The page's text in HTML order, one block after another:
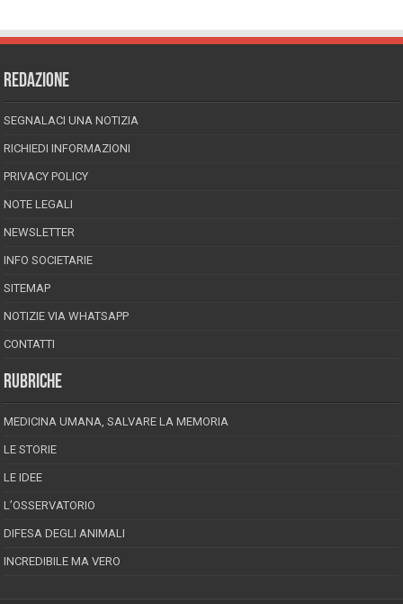
REDAZIONE
SEGNALACI UNA NOTIZIA
RICHIEDI INFORMAZIONI
PRIVACY POLICY
NOTE LEGALI
NEWSLETTER
INFO SOCIETARIE
SITEMAP
NOTIZIE VIA WHATSAPP
CONTATTI
RUBRICHE
MEDICINA UMANA, SALVARE LA MEMORIA
LE STORIE
LE IDEE
L’OSSERVATORIO
DIFESA DEGLI ANIMALI
INCREDIBILE MA VERO